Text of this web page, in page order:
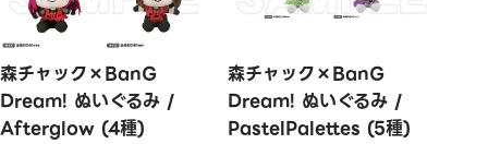
森チャック×BanG
Dream! ぬいぐるみ /
Afterglow (4種)
森チャック×BanG
Dream! ぬいぐるみ /
PastelPalettes (5種)